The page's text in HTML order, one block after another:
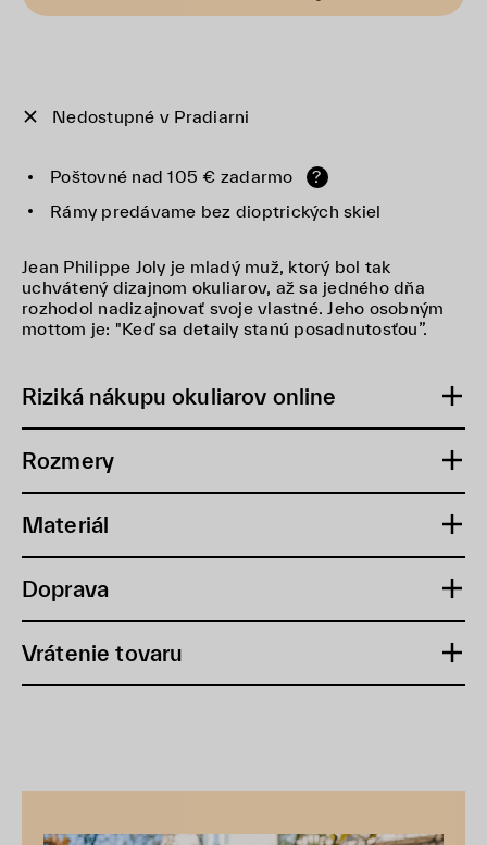
Nedostupné v Pradiarni
Poštovné nad 105 € zadarmo
?
Rámy predávame bez dioptrických skiel
Jean Philippe Joly je mladý muž, ktorý bol tak
uchvátený dizajnom okuliarov, až sa jedného dňa
rozhodol nadizajnovať svoje vlastné. Jeho osobným
mottom je: "Keď sa detaily stanú posadnutosťou”.
Riziká nákupu okuliarov online
Rozmery
Materiál
Doprava
Vrátenie tovaru